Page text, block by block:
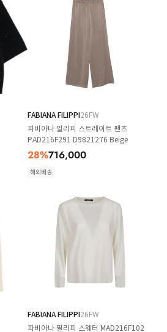
FABIANA FILIPPI26FW
파비아나 필리피 스트레이트 팬츠
PAD216F291 D9821276 Beige
28%716,000
해외배송
FABIANA FILIPPI26FW
파비아나 필리피 스웨터 MAD216F102